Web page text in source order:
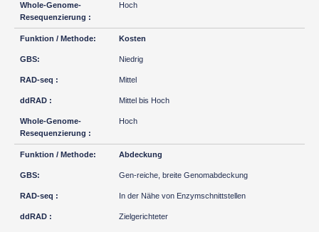
Hoch
Kosten
Niedrig
Mittel
Mittel bis Hoch
Hoch
Abdeckung
Gen-reiche, breite Genomabdeckung
In der Nähe von Enzymschnittstellen
Zielgerichteter